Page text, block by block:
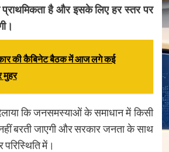
प्राथमिकता है और इसके लिए हर स्तर पर
की कैबिनेट बैठक में आज लगे कई
मुहर
कि जनसमस्याओं के समाधान में किसी
बरती जाएगी और सरकार जनता के साथ
में।